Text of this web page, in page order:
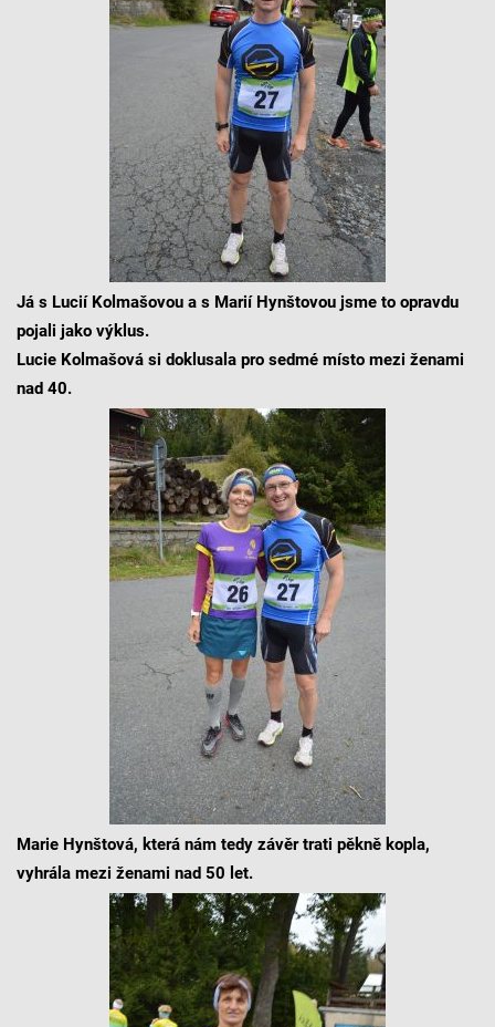
Já s Lucií Kolmašovou a s Marií Hynštovou jsme to opravdu
pojali jako výklus.
Lucie Kolmašová si doklusala pro sedmé místo mezi ženami
nad 40.
Marie Hynštová, která nám tedy závěr trati pěkně kopla,
vyhrála mezi ženami nad 50 let.